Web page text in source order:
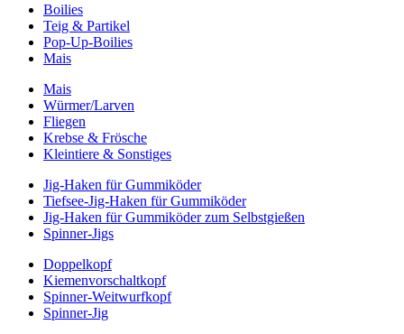
Boilies
Teig & Partikel
Pop-Up-Boilies
Mais
Mais
Würmer/Larven
Fliegen
Krebse & Frösche
Kleintiere & Sonstiges
Jig-Haken für Gummiköder
Tiefsee-Jig-Haken für Gummiköder
Jig-Haken für Gummiköder zum Selbstgießen
Spinner-Jigs
Doppelkopf
Kiemenvorschaltkopf
Spinner-Weitwurfkopf
Spinner-Jig